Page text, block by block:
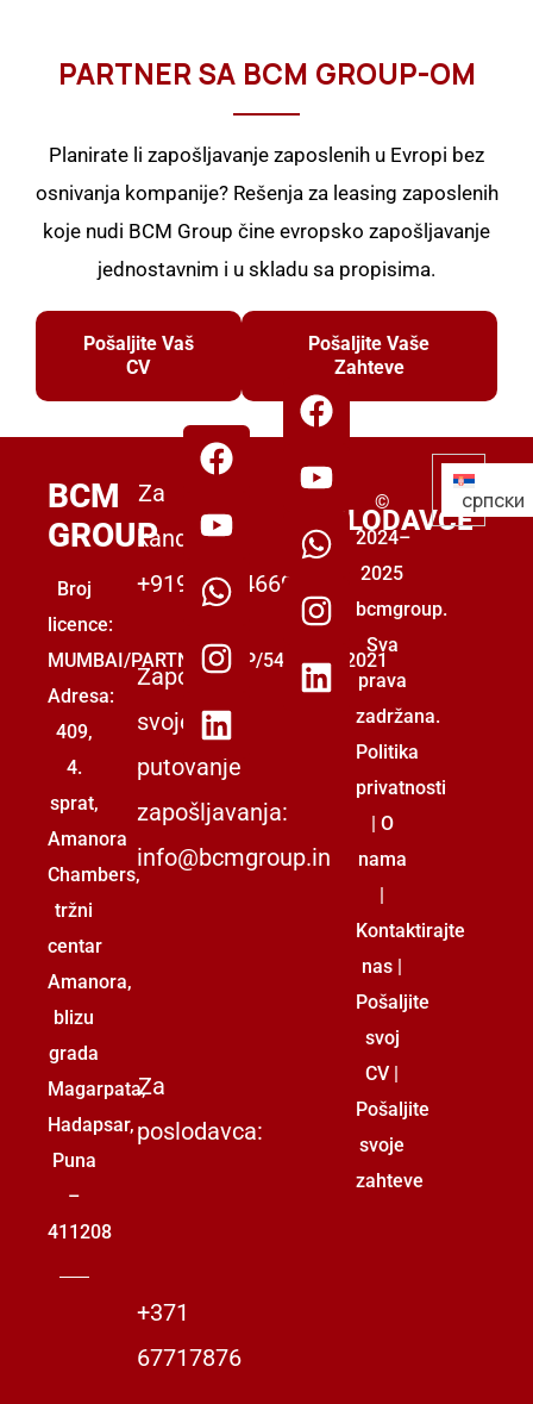
PARTNER SA BCM GROUP-OM
Planirate li zapošljavanje zaposlenih u Evropi bez
osnivanja kompanije? Rešenja za leasing zaposlenih
koje nudi BCM Group čine evropsko zapošljavanje
jednostavnim i u skladu sa propisima.
Pošaljite Vaš
CV
Pošaljite Vaše
Zahteve
BCM
GROUP
Broj
licence:
MUMBAI/PARTNERSHIP/5493853/2021
Adresa:
409,
4.
sprat,
Amanora
Chambers,
tržni
centar
Amanora,
blizu
grada
Magarpata,
Hadapsar,
Puna
–
411208
Za
kandidate:
+919555446699
Započnite
svoje
putovanje
zapošljavanja:
info@bcmgroup.in
Za
poslodavca:
+371
67717876
ZA
POSLODAVCE
©
2024–
2025
bcmgroup.
Sva
prava
zadržana.
Politika
privatnosti
O
nama
Kontaktirajte
nas
Pošaljite
svoj
CV
Pošaljite
svoje
zahteve
српски